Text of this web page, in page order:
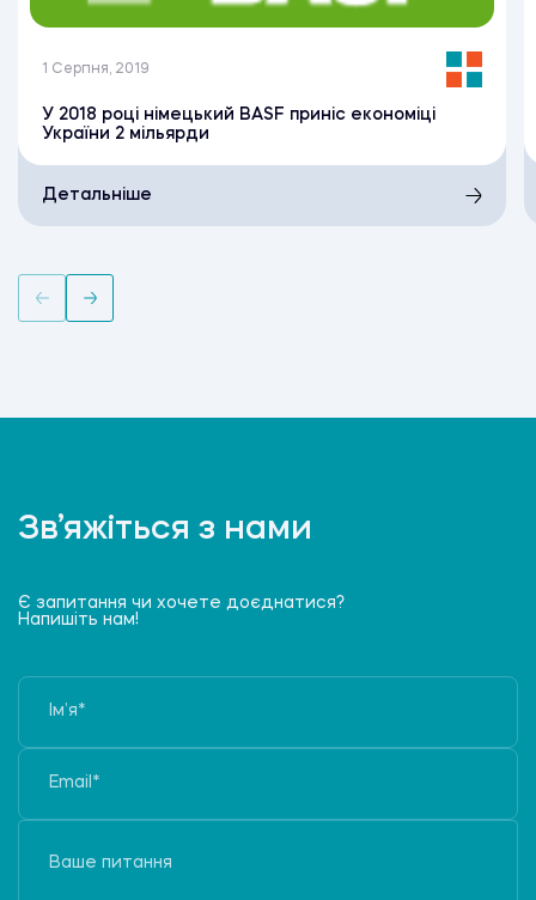
1 Серпня, 2019
У 2018 році німецький BASF приніс економіці
України 2 мільярди
Детальніше
Зв’яжіться з нами
Є запитання чи хочете доєднатися?
Напишіть нам!